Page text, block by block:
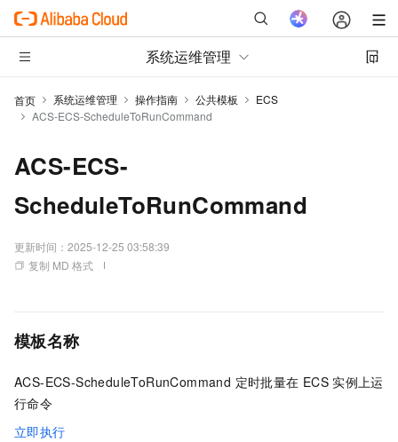
系统运维管理
首页 系统运维管理 操作指南 公共模板
ECS
ACS-ECS-ScheduleToRunCommand
ACS-ECS-
ScheduleToRunCommand
更新时间： 2025-12-25 03:58:39
复制 MD 格式
模板名称
ACS-ECS-ScheduleToRunCommand 定时批量在 ECS 实例上运
行命令
立即执行